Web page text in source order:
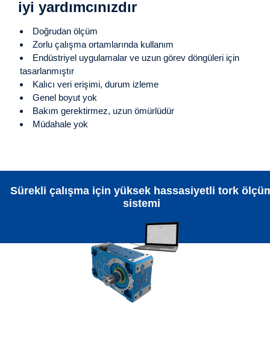
iyi yardımcınızdır
Doğrudan ölçüm
Zorlu çalışma ortamlarında kullanım
Endüstriyel uygulamalar ve uzun görev döngüleri için
tasarlanmıştır
Kalıcı veri erişimi, durum izleme
Genel boyut yok
Bakım gerektirmez, uzun ömürlüdür
Müdahale yok
Sürekli çalışma için yüksek hassasiyetli tork
sistemi